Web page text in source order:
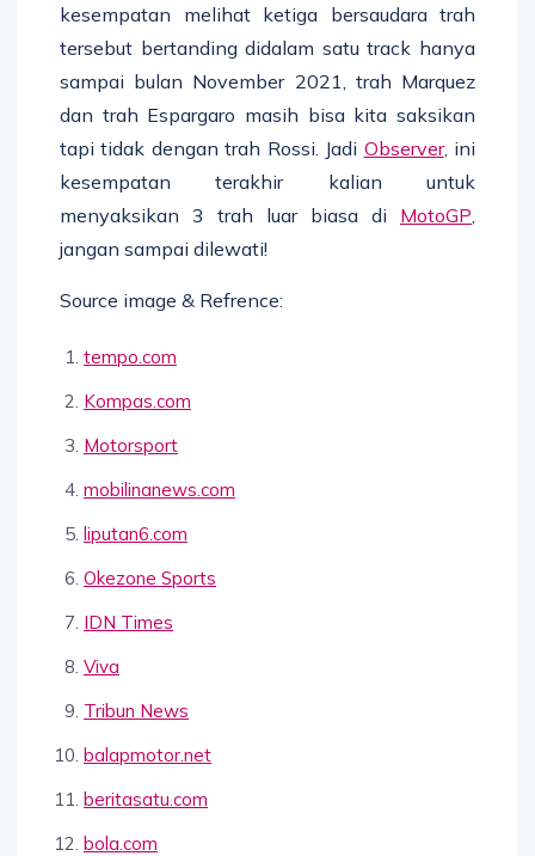
kesempatan melihat ketiga bersaudara trah
tersebut bertanding didalam satu track hanya
sampai bulan November 2021, trah Marquez
dan trah Espargaro masih bisa kita saksikan
tapi tidak dengan trah Rossi. Jadi Observer, ini
kesempatan terakhir kalian untuk
menyaksikan 3 trah luar biasa di MotoGP
jangan sampai dilewati!
Source image & Refrence:
tempo.com
Kompas.com
Motorsport
mobilinanews.com
liputan6.com
Okezone Sports
IDN Times
Viva
Tribun News
balapmotor.net
beritasatu.com
bola.com